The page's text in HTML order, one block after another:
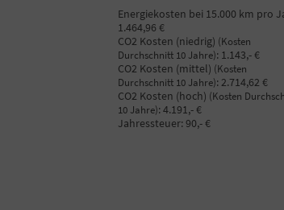
Energiekosten bei 15.000 km pro
1.464,96 €
CO2 Kosten (niedrig) (Kosten
Durchschnitt 10 Jahre): 1.143,- €
CO2 Kosten (mittel) (Kosten
Durchschnitt 10 Jahre): 2.714,62 €
CO2 Kosten (hoch) (Kosten
10 Jahre): 4.191,- €
Jahressteuer: 90,- €